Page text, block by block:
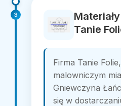
3
Tanie
Firma Tanie
malowniczym
Gniewczyna
się w